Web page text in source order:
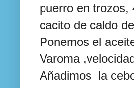
puerro en trozos,
cacito de caldo
Ponemos el
Varoma
Añadimos la